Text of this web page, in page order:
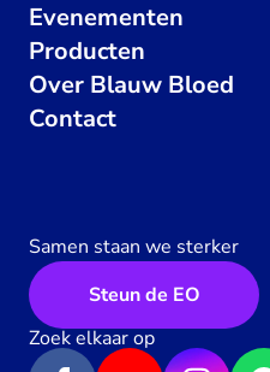
Evenementen
Producten
Over Blauw Bloed
Contact
Samen staan we sterker
Steun de EO
Zoek elkaar op